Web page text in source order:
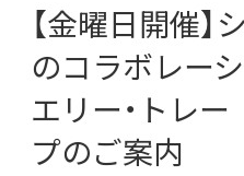
【金曜日開催
のコラボレー
エリー・トレ
プのご案内